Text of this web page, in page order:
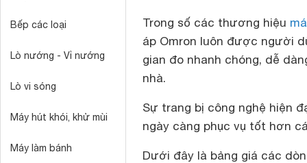
Bếp các loại
Lò nướng - Vỉ nướng
Lò vi sóng
Máy hút khói, khử mùi
Máy làm bánh
Trong số các thương hiệu
áp Omron luôn được người
gian đo nhanh chóng, dễ
nhà.
Sự trang bị công nghệ hiện
ngày càng phục vụ tốt hơn
Dưới đây là bảng giá các